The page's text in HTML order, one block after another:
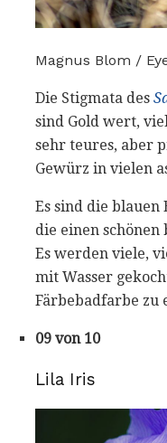
Magnus Blom /
Die Stigmata des
sind Gold wert,
sehr teures, aber
Gewürz in vielen
Es sind die
die einen
Es werden viele,
mit Wasser
Färbebadfarbe zu
09 von 10
Lila Iris